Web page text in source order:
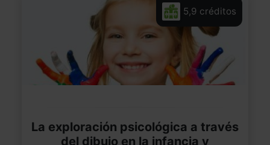
5,9 créditos
La exploración psicológica a través
del dibujo en la infancia y